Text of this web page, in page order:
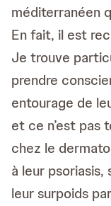
méditerranéen
En fait, il est
Je trouve
prendre
entourage de
et ce n’est pas
chez le
à leur
leur surpoids